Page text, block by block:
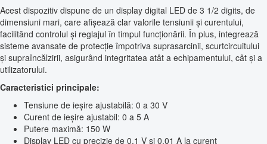
Acest dispozitiv dispune de un display digital LED de 3 1/2 digits, de
dimensiuni mari, care afișează clar valorile tensiunii și curentului,
facilitând controlul și reglajul în timpul funcționării. În plus, integrează
sisteme avansate de protecție împotriva suprasarcinii, scurtcircuitului
și supraîncălzirii, asigurând integritatea atât a echipamentului, cât și a
utilizatorului.
Caracteristici principale:
Tensiune de ieșire ajustabilă: 0 a 30 V
Curent de ieșire ajustabil: 0 a 5 A
Putere maximă: 150 W
Display LED cu precizie de 0,1 V și 0,01 A la curent